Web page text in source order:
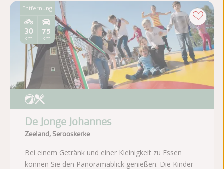
Entfernung
75
km
30
km
De Jonge Johannes
Zeeland, Serooskerke
Bei einem Getränk und einer Kleinigkeit zu Essen
können Sie den Panoramablick genießen. Die Kinder